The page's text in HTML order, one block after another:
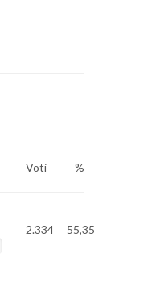
Voti %
2.334 55,35